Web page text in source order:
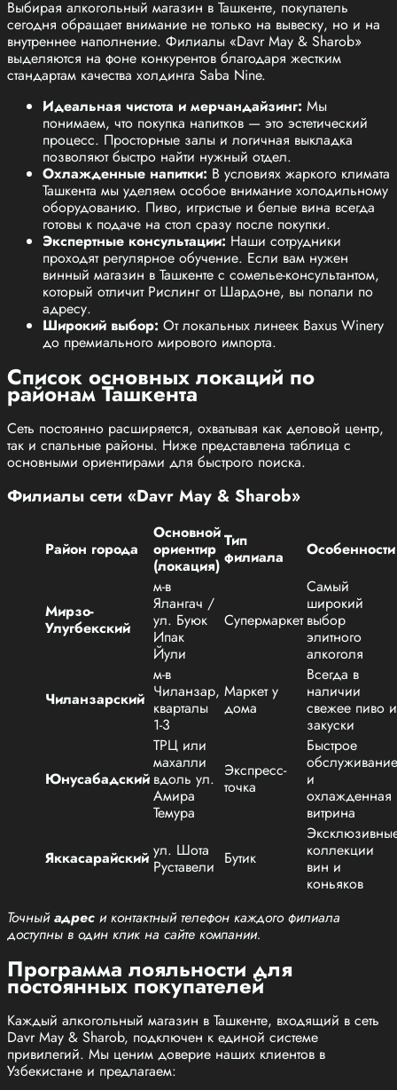
Выбирая алкогольный магазин в Ташкенте, покупатель
сегодня обращает внимание не только на вывеску, но и на
внутреннее наполнение. Филиалы «Davr May & Sharob»
выделяются на фоне конкурентов благодаря жестким
стандартам качества холдинга Saba Nine.
Идеальная чистота и мерчандайзинг: Мы
понимаем, что покупка напитков — это эстетический
процесс. Просторные залы и логичная выкладка
позволяют быстро найти нужный отдел.
Охлажденные напитки: В условиях жаркого климата
Ташкента мы уделяем особое внимание холодильному
оборудованию. Пиво, игристые и белые вина всегда
готовы к подаче на стол сразу после покупки.
Экспертные консультации: Наши сотрудники
проходят регулярное обучение. Если вам нужен
винный магазин в Ташкенте с сомелье-консультантом,
который отличит Рислинг от Шардоне, вы попали по
адресу.
Широкий выбор: От локальных линеек Baxus Winery
до премиального мирового импорта.
Список основных локаций по
районам Ташкента
Сеть постоянно расширяется, охватывая как деловой центр,
так и спальные районы. Ниже представлена таблица с
основными ориентирами для быстрого поиска.
Филиалы сети «Davr May & Sharob»
Район города
Основной
ориентир
(локация)
Тип
филиала
Особенности
Мирзо-
Улугбекский
м-в
Ялангач /
ул. Буюк
Ипак
Йули
Супермаркет
Самый
широкий
выбор
элитного
алкоголя
Чиланзарский
м-в
Чиланзар,
кварталы
1-3
Маркет у
дома
Всегда в
наличии
свежее пиво и
закуски
Юнусабадский
ТРЦ или
махалли
вдоль ул.
Амира
Темура
Экспресс-
точка
Быстрое
обслуживание
и
охлажденная
витрина
Яккасарайский ул. Шота
Руставели Бутик
коллекции
вин и
коньяков
Точныйадрес и контактный телефон каждого филиала
доступны в один клик на сайте компании.
Программа лояльности для
постоянных покупателей
Каждый алкогольный магазин в Ташкенте, входящий в сеть
Davr May & Sharob, подключен к единой системе
привилегий. Мы ценим доверие наших клиентов в
Узбекистане и предлагаем: